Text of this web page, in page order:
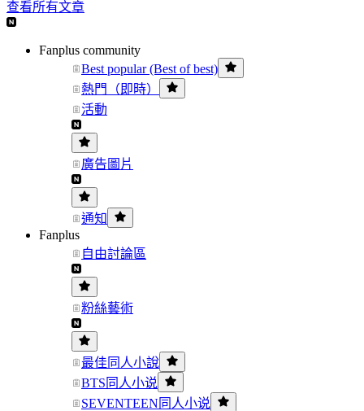
查看所有文章
Fanplus community
Best popular (Best of best)
熱門（即時）
活動
廣告圖片
通知
Fanplus
自由討論區
粉絲藝術
最佳同人小說
BTS同人小说
SEVENTEEN同人小说